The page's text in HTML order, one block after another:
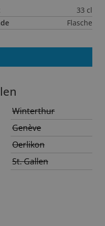
33 cl
Flasche
Winterthur
Genève
Oerlikon
St. Gallen